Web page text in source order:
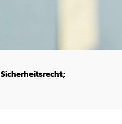
Sicherheitsrecht;